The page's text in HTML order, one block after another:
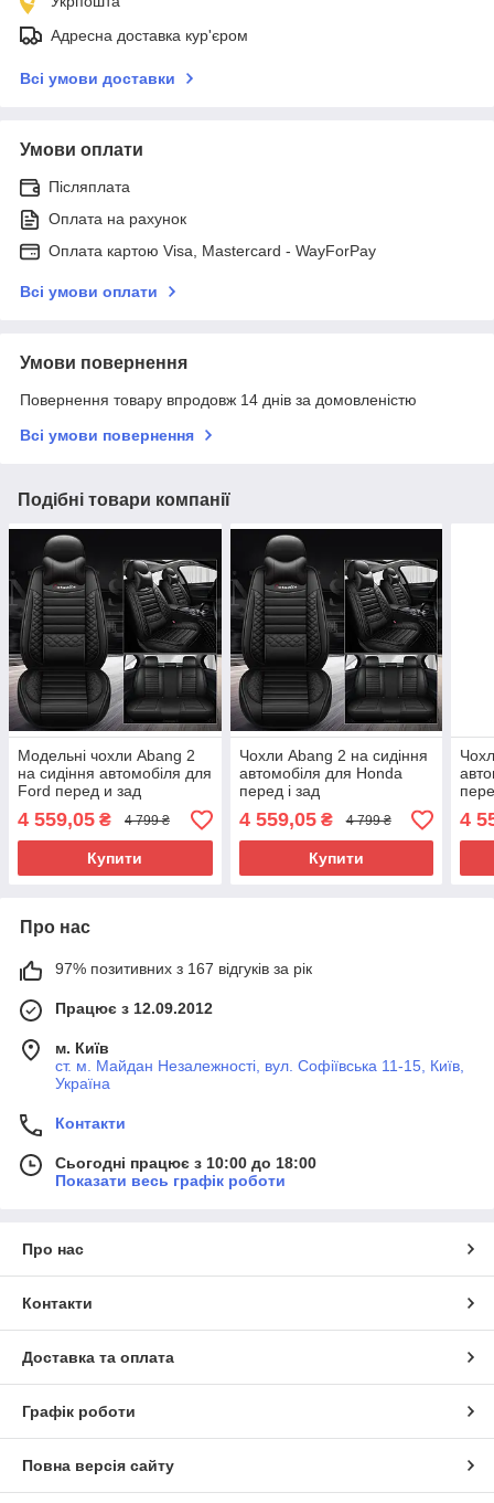
Адресна доставка кур'єром
Всі умови доставки
Умови оплати
Післяплата
Оплата на рахунок
Оплата картою Visa, Mastercard - WayForPay
Всі умови оплати
Умови повернення
Повернення товару впродовж 14 днів за домовленістю
Всі умови повернення
Подібні товари компанії
Модельні чохли Abang 2
на сидіння автомобіля для
Ford перед и зад
4 559,05 ₴ 4 799 ₴
Купити
Чохли Abang 2 на сидіння
автомобіля для Honda
перед і зад
4 559,05₴ 4 799 ₴
Купити
4
Про нас
97% позитивних з 167 відгуків за рік
Працює з 12.09.2012
м. Київ
ст. м. Майдан Незалежності, вул. Софіївська 11-15, Київ,
Україна
Контакти
Сьогодні працює з 10:00 до 18:00
Показати весь графік роботи
Про нас
Контакти
Доставка та оплата
Графік роботи
Повна версія сайту